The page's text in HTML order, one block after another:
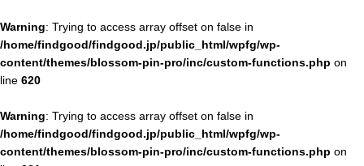
Warning: Trying to access array offset on false in
/home/findgood/findgood.jp/public_html/wpfg/wp-
content/themes/blossom-pin-pro/inc/custom-functions.php on
line 620
Warning: Trying to access array offset on false in
/home/findgood/findgood.jp/public_html/wpfg/wp-
content/themes/blossom-pin-pro/inc/custom-functions.php on